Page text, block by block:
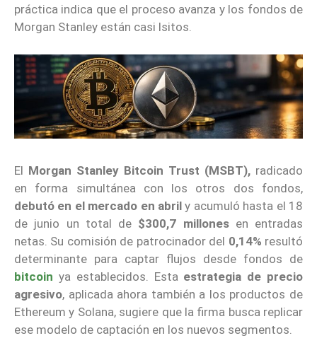
práctica indica que el proceso avanza y los fondos de
Morgan Stanley están casi lsitos.
El Morgan Stanley Bitcoin Trust (MSBT), radicado
en forma simultánea con los otros dos fondos,
debutó en el mercado en abril y acumuló hasta el 18
de junio un total de $300,7 millonesen entradas
netas. Su comisión de patrocinador del 0,14% resultó
determinante para captar flujos desde fondos de
bitcoin ya establecidos. Esta estrategia de precio
agresivo, aplicada ahora también a los productos de
Ethereum y Solana, sugiere que la firma busca replicar
ese modelo de captación en los nuevos segmentos.